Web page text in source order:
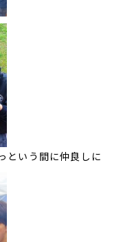
という間に仲良しに